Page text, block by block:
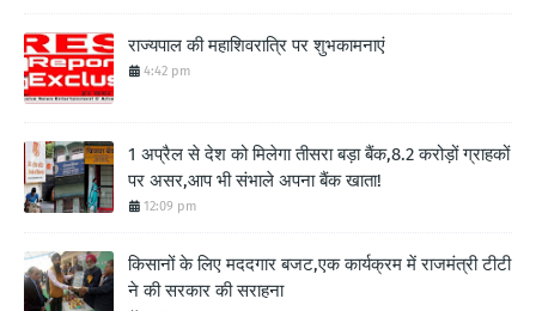
राज्यपाल की महाशिवरात्रि पर शुभकामनाएं
4:42 pm
1 अप्रैल से देश को मिलेगा तीसरा बड़ा बैंक,8.2 करोड़ों ग्राहकों
पर असर,आप भी संभाले अपना बैंक खाता!
12:09 pm
किसानों के लिए मददगार बजट,एक कार्यक्रम में राजमंत्री टीटी
ने की सरकार की सराहना